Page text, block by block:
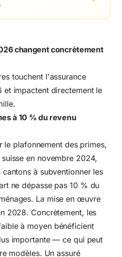
changent concrètement
touchent l'assurance
et impactent directement le
à 10 % du revenu
le plafonnement des primes,
en novembre 2024,
à subventionner les
ne dépasse pas 10 % du
La mise en œuvre
2028. Concrètement, les
à moyen bénéficient
importante — ce qui peut
modèles. Un assuré